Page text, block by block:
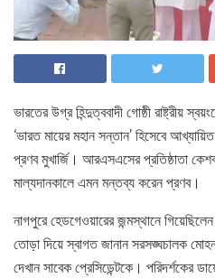
ভারতের উগ্র হিন্দুত্ববাদী গোষ্ঠী রাষ্ট্রীয়
‘ভারত মায়ের মহান সন্তান’ হিসেবে
প্রণব মুখার্জি। আরএসএসের প্রতিষ্ঠাতা
মাল্যদানকালে এমন মন্তব্য করেন প্রণব।
নাগপুরে হেডগেওয়ারের জন্মস্থানে
তোড়া দিয়ে স্বাগত জানান সরসঙ্ঘচালক
দেখান সাবেক প্রেসিডেন্টকে। পরিদর্শকের